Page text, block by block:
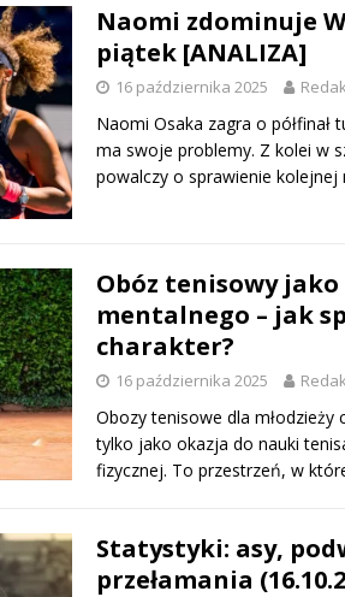
Naomi zdominuje
piątek [ANALIZA]
16 października 2025
Naomi Osaka zagra o
ma swoje problemy. Z kolei w
powalczy o sprawienie kolejnej
Obóz tenisowy
mentalnego – jak
charakter?
16 października 2025
Obozy tenisowe dla młodzieży
tylko jako okazja do nauki
fizycznej. To przestrzeń, w
Statystyki: asy,
przełamania